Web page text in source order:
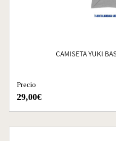
CAMISETA YUKI
Precio
29,00€